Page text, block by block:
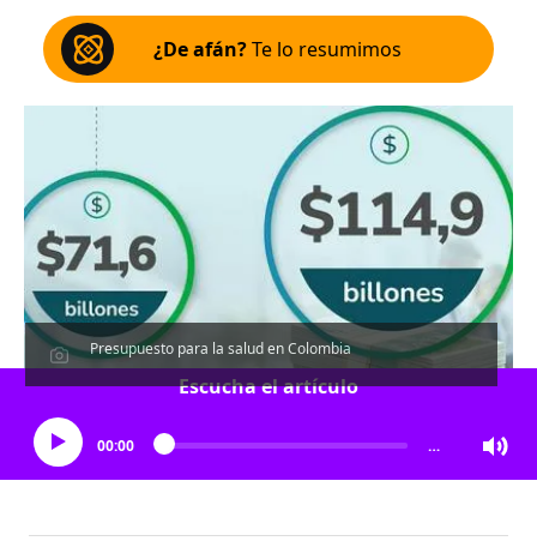
¿De afán?Te lo resumimos
Presupuesto para la salud en Colombia
Escucha el artículo
00:00 …